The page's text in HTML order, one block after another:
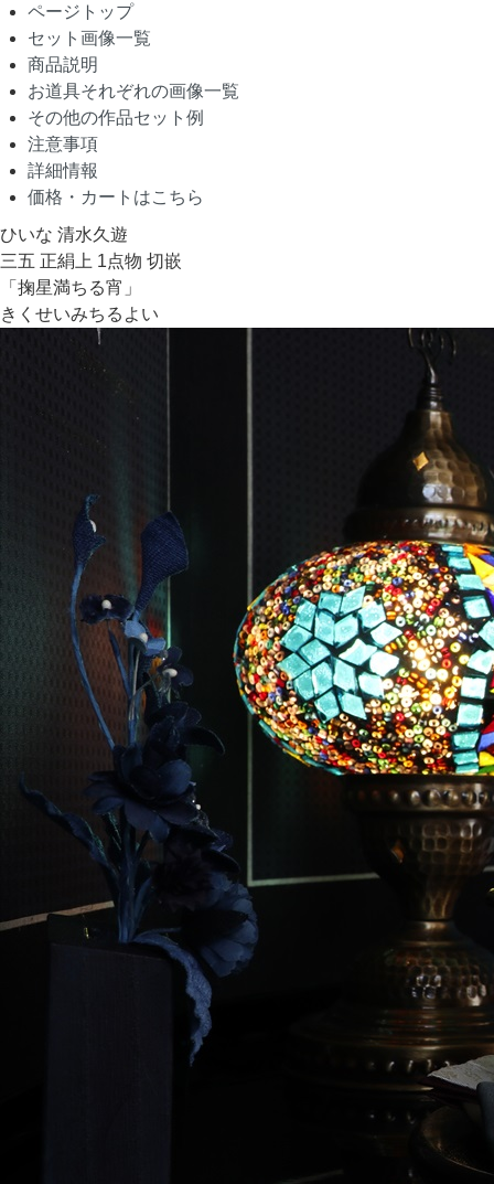
ページトップ
セット画像一覧
商品説明
お道具それぞれの画像一覧
その他の作品セット例
注意事項
詳細情報
価格・カートはこちら
ひいな 清水久遊
三五 正絹上 1点物 切嵌
「掬星満ちる宵」
きくせいみちるよい
清水久遊の限定雛には、いくつかの生地を組み合わせて袖の模
様を作るシリーズがあります。 こちらはその中の一つ。暗め
の藍の深みに味わいのある殿の衣装に、トーンの同調した紅の
姫のペア。共に、鈍い艶と光沢を見せる上質な正絹の衣装で
複数の生地から、物語を紡いでいくように一枚の生地を縫い上
げで行くことは、とても大変な作業です。 通常の作品は、一
つのデザインを元に注文分を生産すればよいのですが、このよ
うに一組一組作るということは、その一組のために衣装の色見
を考察する必要があります。 重ねの色彩だけでなく、中に着
る衣装は隙間から見えるだけでも人形の印象を大きく変えま
す。使用する生地全てを一組のために検討します。 このよ
うに限定雛は膨大な時間を掛けて作られています。
二人並ぶ隙間には、モザイクランプの灯りが黒塗りの飾台に反
射し、幻想的な光景を見ることができます。 衣装の模様とラ
ンプのデザインが程よく交じり合い、二つとない世界観を演出